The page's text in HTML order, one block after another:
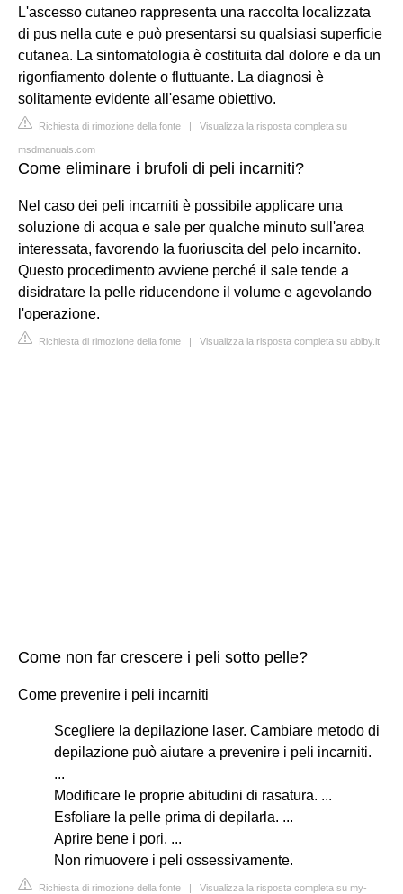
L'ascesso cutaneo rappresenta una raccolta localizzata
di pus nella cute e può presentarsi su qualsiasi superficie
cutanea. La sintomatologia è costituita dal dolore e da un
rigonfiamento dolente o fluttuante. La diagnosi è
solitamente evidente all'esame obiettivo.
Richiesta di rimozione della fonte | Visualizza la risposta completa su
msdmanuals.com
Come eliminare i brufoli di peli incarniti?
Nel caso dei peli incarniti è possibile applicare una
soluzione di acqua e sale per qualche minuto sull'area
interessata, favorendo la fuoriuscita del pelo incarnito.
Questo procedimento avviene perché il sale tende a
disidratare la pelle riducendone il volume e agevolando
l'operazione.
Richiesta di rimozione della fonte | Visualizza la risposta completa su abiby.it
Come non far crescere i peli sotto pelle?
Come prevenire i peli incarniti
Scegliere la depilazione laser. Cambiare metodo di
depilazione può aiutare a prevenire i peli incarniti.
...
Modificare le proprie abitudini di rasatura. ...
Esfoliare la pelle prima di depilarla. ...
Aprire bene i pori. ...
Non rimuovere i peli ossessivamente.
Richiesta di rimozione della fonte | Visualizza la risposta completa su my-